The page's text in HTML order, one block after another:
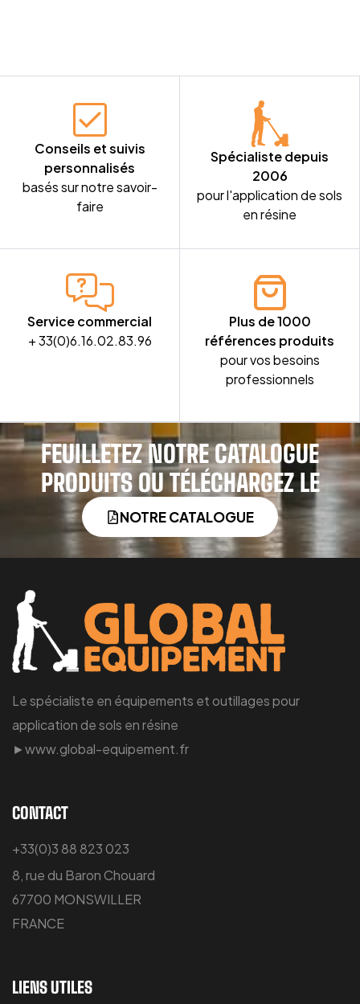
N
Conseils et suivis
personnalisés
basés sur notre savoir-
faire
Spécialiste depuis
2006
pour l'application de sols
en résine
Service commercial
+ 33(0)6.16.02.83.96
Plus de 1000
références produits
pour vos besoins
professionnels
FEUILLETEZ NOTRE CATALOGUE
PRODUITS OU TÉLÉCHARGEZ LE
NOTRE CATALOGUE
Le spécialiste en équipements et outillages pour
application de sols en résine
►www.global-equipement.fr
CONTACT
+33(0)3 88 823 023
8, rue du Baron Chouard
67700 MONSWILLER
FRANCE
LIENS UTILES